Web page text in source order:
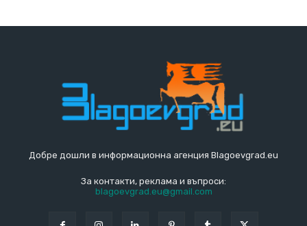
Добре дошли в информационна агенция Blagoevgrad.eu
За контакти, реклама и въпроси:
blagoevgrad.eu@gmail.com